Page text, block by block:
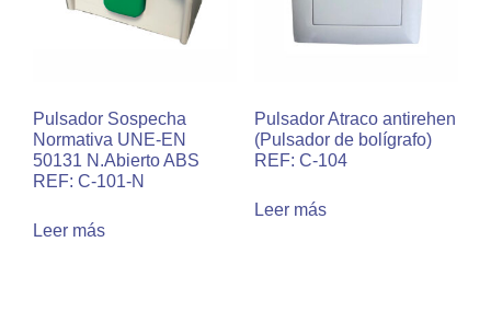
Pulsador Sospecha
Normativa UNE-EN
50131 N.Abierto ABS
REF: C-101-N
Leer más
Pulsador Atraco antirehen
(Pulsador de bolígrafo)
REF: C-104
Leer más